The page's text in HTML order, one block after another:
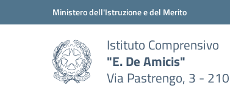
Vai ai contenuti
Vai al menu di navigazioneMinistero dell'Istruzione e del Merito
Istituto Comprensivo
"E. De Amicis"
Via Pastrengo, 3 -